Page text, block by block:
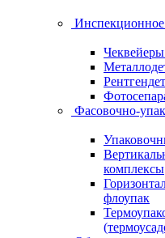
Чеквейеры
Фасовочно-
комплексы
флоупак